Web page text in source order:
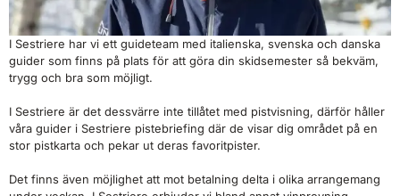
I Sestriere har vi ett guideteam med italienska, svenska och danska
guider som finns på plats för att göra din skidsemester så bekväm,
trygg och bra som möjligt.
I Sestriere är det dessvärre inte tillåtet med pistvisning, därför håller
våra guider i Sestriere pistebriefing där de visar dig området på en
stor pistkarta och pekar ut deras favoritpister.
Det finns även möjlighet att mot betalning delta i olika arrangemang